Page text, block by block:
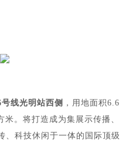
线光明站西侧 ，用地面积6.6
。将打造成为集展示传播、
、科技休闲于一体的国际顶级